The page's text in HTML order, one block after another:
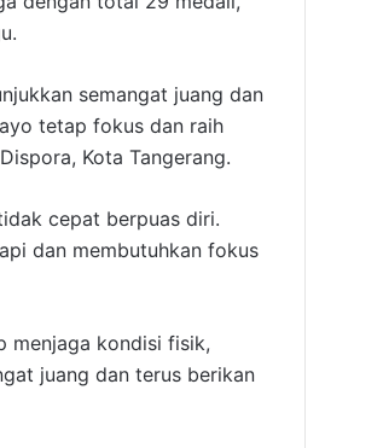
semangat juang dan
tetap fokus dan raih
Kota Tangerang.
cepat berpuas diri.
dan membutuhkan fokus
menjaga kondisi fisik,
juang dan terus berikan